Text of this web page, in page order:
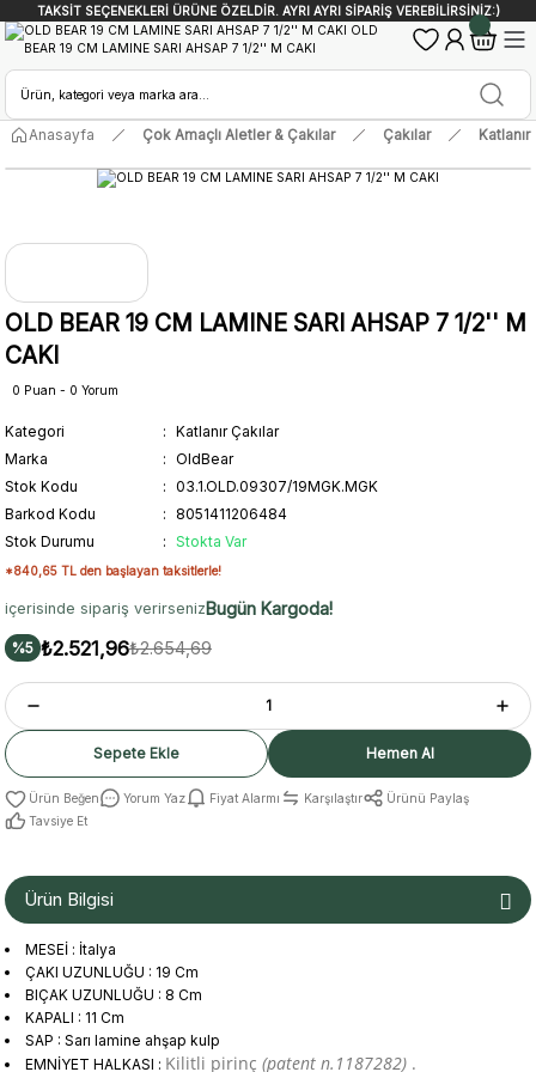
TAKSİT SEÇENEKLERİ ÜRÜNE ÖZELDİR. AYRI AYRI SİPARİŞ VEREBİLİRSİNİZ:)
Anasayfa Çok Amaçlı Aletler & Çakılar Çakılar Katlanır
OLD BEAR 19 CM LAMINE SARI AHSAP 7 1/2'' M
CAKI
0 Puan - 0 Yorum
Kategori
Katlanır Çakılar
Marka
OldBear
Stok Kodu
03.1.OLD.09307/19MGK.MGK
Barkod Kodu
8051411206484
Stok Durumu
Stokta Var
*840,65 TL den başlayan taksitlerle!
içerisinde sipariş verirsenizBugün Kargoda!
%5 ₺2.521,96₺2.654,69
Sepete Ekle Hemen Al
Yorum Yaz Fiyat Alarmı Karşılaştır
Ürünü Paylaş
Tavsiye Et
Ürün Bilgisi
MESEİ : İtalya
ÇAKI UZUNLUĞU : 19 Cm
BIÇAK UZUNLUĞU : 8 Cm
KAPALI : 11 Cm
SAP : Sarı lamine ahşap kulp
EMNİYET HALKASI : Kilitli pirinç (patent n.1187282).